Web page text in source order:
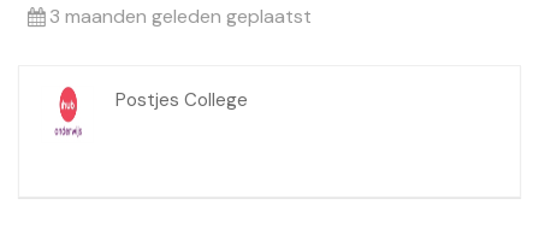
3 maanden geleden geplaatst
Postjes College